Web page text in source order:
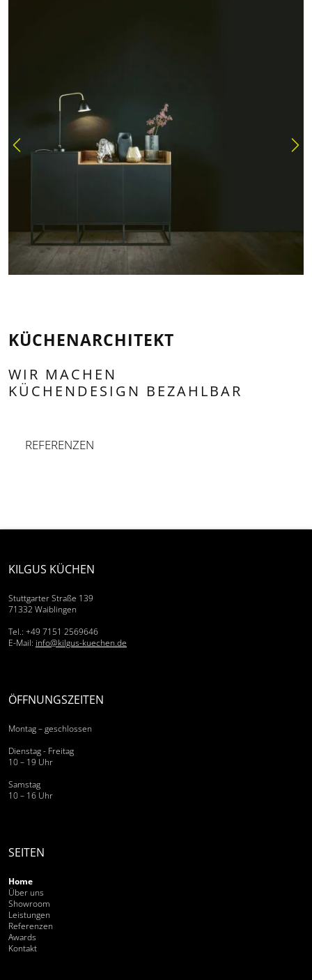
KÜCHENARCHITEKT
WIR MACHEN
KÜCHENDESIGN BEZAHLBAR
REFERENZEN
KILGUS KÜCHEN
Stuttgarter Straße 139
71332 Waiblingen
Tel.: +49 7151 2569646
E-Mail: info@kilgus-kuechen.de
ÖFFNUNGSZEITEN
Montag – geschlossen
Dienstag - Freitag
10 – 19 Uhr
Samstag
10 – 16 Uhr
SEITEN
Home
Über uns
Showroom
Leistungen
Referenzen
Awards
Kontakt